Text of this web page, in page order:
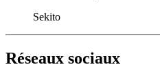
Sekito
Réseaux sociaux